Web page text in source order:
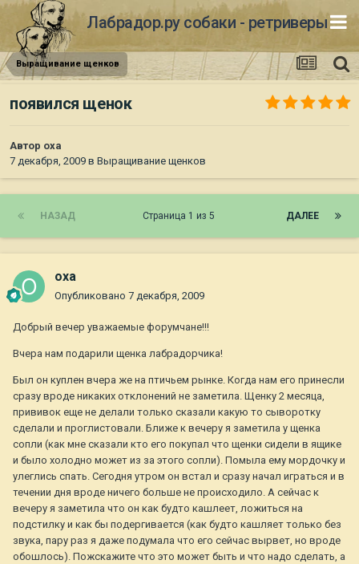
Лабрадор.ру собаки - ретриверы
Выращивание щенков
появился щенок
Автор oxa
7 декабря, 2009 в Выращивание щенков
НАЗАД ДАЛЕЕ
Страница 1 из 5
oxa
Опубликовано 7 декабря, 2009
Добрый вечер уважаемые форумчане!!!
Вчера нам подарили щенка лабрадорчика!
Был он куплен вчера же на птичьем рынке. Когда нам его принесли
сразу вроде никаких отклонений не заметила. Щенку 2 месяца,
прививок еще не делали только сказали какую то сыворотку
сделали и проглистовали. Ближе к вечеру я заметила у щенка
сопли (как мне сказали кто его покупал что щенки сидели в ящике
и было холодно может из за этого сопли). Помыла ему мордочку и
улеглись спать. Сегодня утром он встал и сразу начал играться и в
течении дня вроде ничего больше не происходило. А сейчас к
вечеру я заметила что он как будто кашлеет, ложиться на
подстилку и как бы подергивается (как будто кашляет только без
звука, пару раз я даже подумала что его сейчас вырвет, но вроде
обошлось). Пожскажите что это может быть и что надо сделать, а